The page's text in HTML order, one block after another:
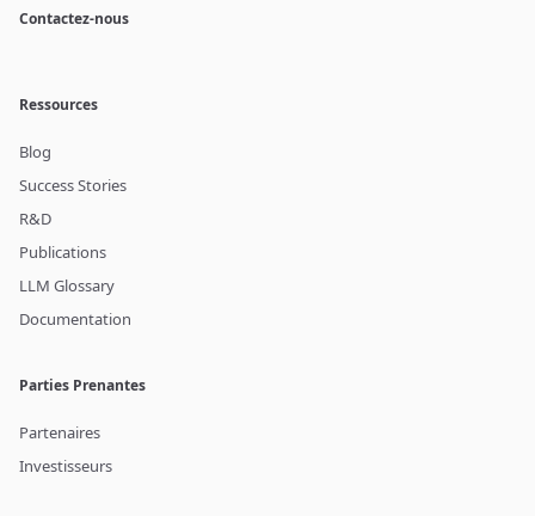
Contactez-nous
Ressources
Blog
Success Stories
R&D
Publications
LLM Glossary
Documentation
Parties Prenantes
Partenaires
Investisseurs